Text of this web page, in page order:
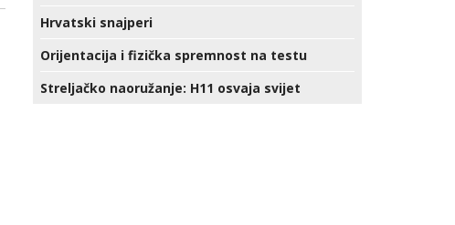
Hrvatski snajperi
Orijentacija i fizička spremnost na testu
Streljačko naoružanje: H11 osvaja svijet